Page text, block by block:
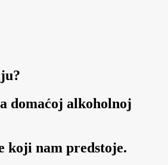
domaćoj alkoholnoj
koji nam predstoje.